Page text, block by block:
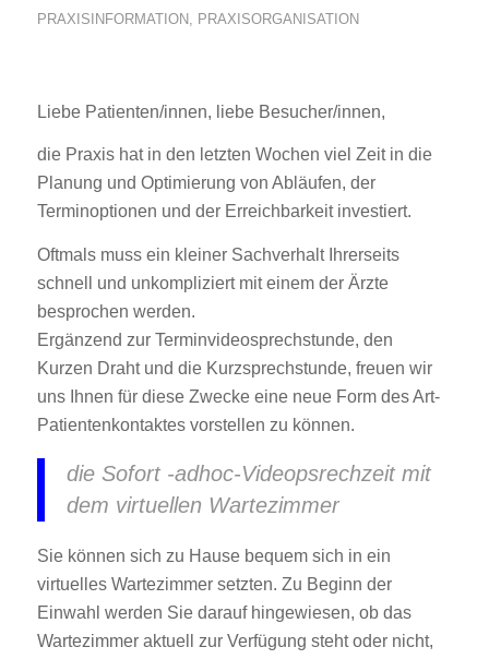
PRAXISINFORMATION, PRAXISORGANISATION
Liebe Patienten/innen, liebe Besucher/innen,
die Praxis hat in den letzten Wochen viel Zeit in die
Planung und Optimierung von Abläufen, der
Terminoptionen und der Erreichbarkeit investiert.
Oftmals muss ein kleiner Sachverhalt Ihrerseits
schnell und unkompliziert mit einem der Ärzte
besprochen werden.
Ergänzend zur Terminvideosprechstunde, den
Kurzen Draht und die Kurzsprechstunde, freuen wir
uns Ihnen für diese Zwecke eine neue Form des Art-
Patientenkontaktes vorstellen zu können.
die Sofort -adhoc-Videopsrechzeit mit
dem virtuellen Wartezimmer
Sie können sich zu Hause bequem sich in ein
virtuelles Wartezimmer setzten. Zu Beginn der
Einwahl werden Sie darauf hingewiesen, ob das
Wartezimmer aktuell zur Verfügung steht oder nicht,